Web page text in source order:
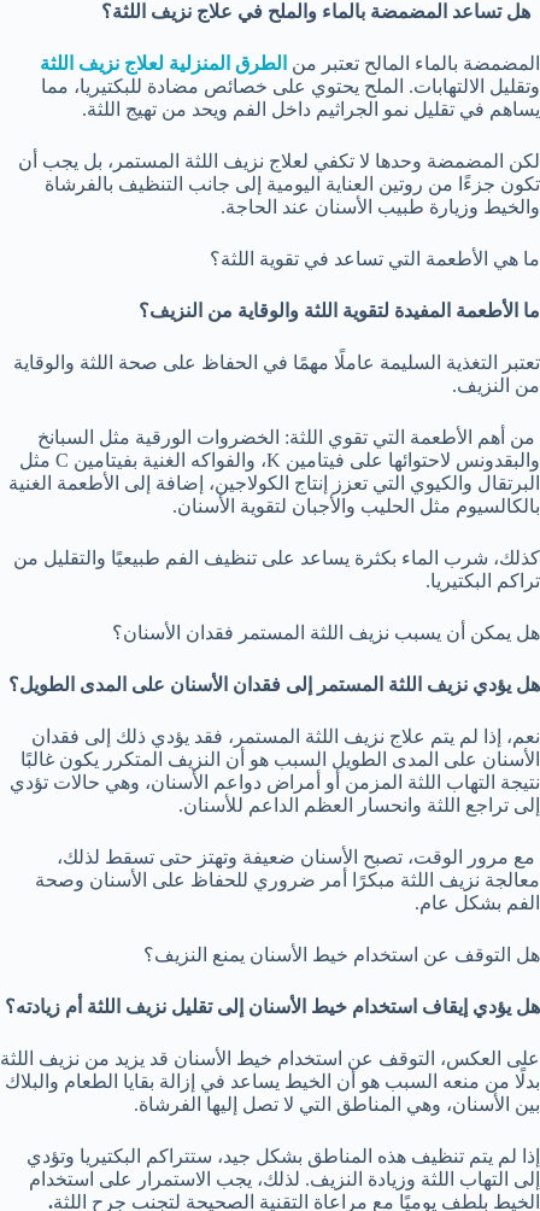
هل تساعد المضمضة بالماء والملح في علاج نزيف اللثة؟
المضمضة بالماء المالح تعتبر من الطرق المنزلية لعلاج نزيف اللثة
وتقليل الالتهابات. الملح يحتوي على خصائص مضادة للبكتيريا، مما
يساهم في تقليل نمو الجراثيم داخل الفم ويحد من تهيج اللثة.
لكن المضمضة وحدها لا تكفي لعلاج نزيف اللثة المستمر، بل يجب أن
تكون جزءًا من روتين العناية اليومية إلى جانب التنظيف بالفرشاة
والخيط وزيارة طبيب الأسنان عند الحاجة.
ما هي الأطعمة التي تساعد في تقوية اللثة؟
ما الأطعمة المفيدة لتقوية اللثة والوقاية من النزيف؟
تعتبر التغذية السليمة عاملًا مهمًا في الحفاظ على صحة اللثة والوقاية
من النزيف.
من أهم الأطعمة التي تقوي اللثة: الخضروات الورقية مثل السبانخ
والبقدونس لاحتوائها على فيتامين K، والفواكه الغنية بفيتامين C مثل
البرتقال والكيوي التي تعزز إنتاج الكولاجين، إضافة إلى الأطعمة الغنية
بالكالسيوم مثل الحليب والأجبان لتقوية الأسنان.
كذلك، شرب الماء بكثرة يساعد على تنظيف الفم طبيعيًا والتقليل من
تراكم البكتيريا.
هل يمكن أن يسبب نزيف اللثة المستمر فقدان الأسنان؟
هل يؤدي نزيف اللثة المستمر إلى فقدان الأسنان على المدى الطويل؟
نعم، إذا لم يتم علاج نزيف اللثة المستمر، فقد يؤدي ذلك إلى فقدان
الأسنان على المدى الطويل السبب هو أن النزيف المتكرر يكون غالبًا
نتيجة التهاب اللثة المزمن أو أمراض دواعم الأسنان، وهي حالات تؤدي
إلى تراجع اللثة وانحسار العظم الداعم للأسنان.
مع مرور الوقت، تصبح الأسنان ضعيفة وتهتز حتى تسقط لذلك،
معالجة نزيف اللثة مبكرًا أمر ضروري للحفاظ على الأسنان وصحة
الفم بشكل عام.
هل التوقف عن استخدام خيط الأسنان يمنع النزيف؟
هل يؤدي إيقاف استخدام خيط الأسنان إلى تقليل نزيف اللثة أم زيادته؟
على العكس، التوقف عن استخدام خيط الأسنان قد يزيد من نزيف اللثة
بدلًا من منعه السبب هو أن الخيط يساعد في إزالة بقايا الطعام والبلاك
بين الأسنان، وهي المناطق التي لا تصل إليها الفرشاة.
إذا لم يتم تنظيف هذه المناطق بشكل جيد، ستتراكم البكتيريا وتؤدي
إلى التهاب اللثة وزيادة النزيف. لذلك، يجب الاستمرار على استخدام
الخيط بلطف يوميًا مع مراعاة التقنية الصحيحة لتجنب جرح اللثة.